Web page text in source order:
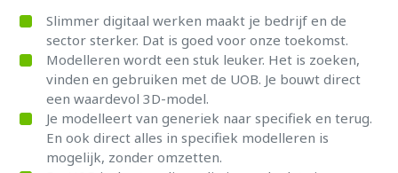
Slimmer digitaal werken maakt je bedrijf en de
sector sterker. Dat is goed voor onze toekomst.
Modelleren wordt een stuk leuker. Het is zoeken,
vinden en gebruiken met de UOB. Je bouwt direct
een waardevol 3D-model.
Je modelleert van generiek naar specifiek en terug.
En ook direct alles in specifiek modelleren is
mogelijk, zonder omzetten.